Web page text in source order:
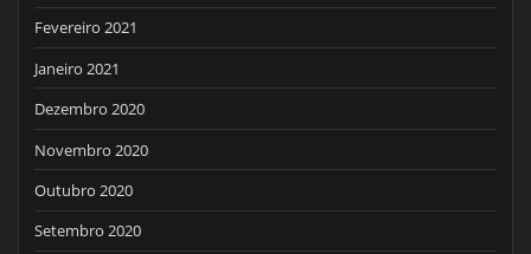
Fevereiro 2021
Janeiro 2021
Dezembro 2020
Novembro 2020
Outubro 2020
Setembro 2020